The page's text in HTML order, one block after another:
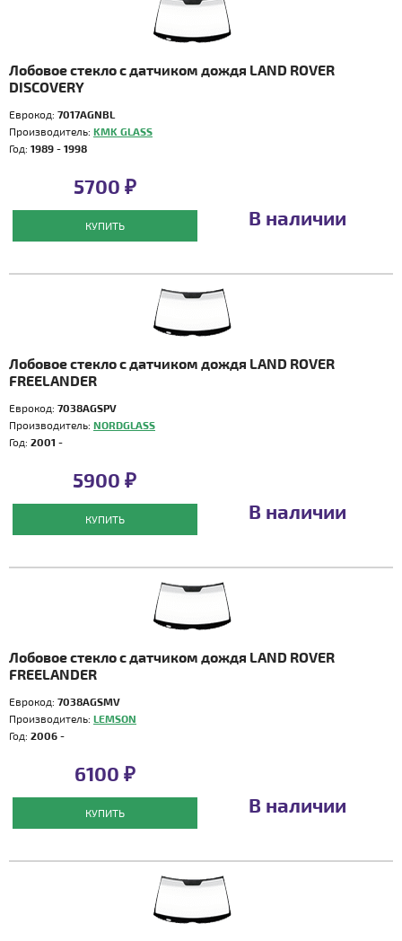
Лобовое стекло с датчиком дождя LAND ROVER
DISCOVERY
Еврокод: 7017AGNBL
Производитель: KMK GLASS
Год: 1989 - 1998
5700 ₽
КУПИТЬ В наличии
Лобовое стекло с датчиком дождя LAND ROVER
FREELANDER
Еврокод: 7038AGSPV
Производитель: NORDGLASS
Год: 2001 -
5900 ₽
КУПИТЬ В наличии
Лобовое стекло с датчиком дождя LAND ROVER
FREELANDER
Еврокод: 7038AGSMV
Производитель: LEMSON
Год: 2006 -
6100 ₽
КУПИТЬ В наличии